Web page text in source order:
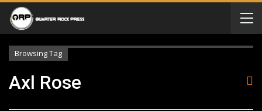
Browsing Tag
Axl Rose